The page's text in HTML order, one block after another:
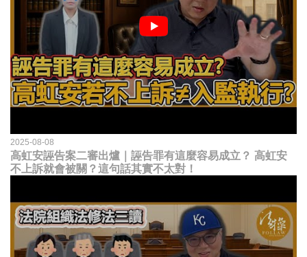
2025-08-08
高虹安誣告案二審出爐｜誣告罪有這麼容易成立？ 高虹安
不上訴就會被關？這句話其實不太對！